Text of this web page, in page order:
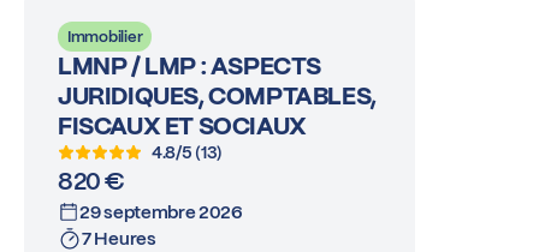
Immobilier
LMNP / LMP : ASPECTS
JURIDIQUES, COMPTABLES,
FISCAUX ET SOCIAUX
4.8/5 (13)
820 €
29 septembre 2026
7 Heures